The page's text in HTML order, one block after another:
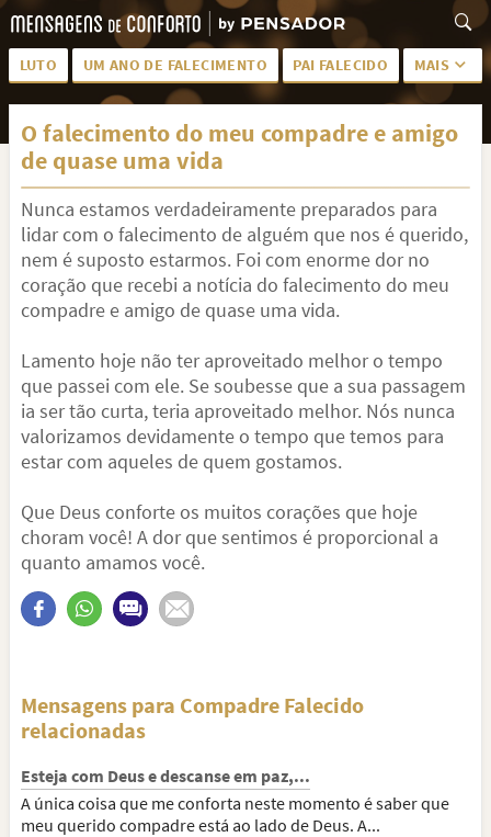
LUTO UM ANO DE FALECIMENTO PAI FALECIDO MAIS
LUTO PARA AMIGA PALAVRAS
PÊSAMES PARA AMIGA DESCANSE EM PAZ
MEUS SENTIMENTOS PÊSAMES PARA AMIGO
FRASES DE LUTO PARA AMIGO FIM DE NAMORO
TODAS AS CATEGORIAS
O falecimento do meu compadre e amigo
de quase uma vida
Nunca estamos verdadeiramente preparados para
lidar com o falecimento de alguém que nos é querido,
nem é suposto estarmos. Foi com enorme dor no
coração que recebi a notícia do falecimento do meu
compadre e amigo de quase uma vida.
Lamento hoje não ter aproveitado melhor o tempo
que passei com ele. Se soubesse que a sua passagem
ia ser tão curta, teria aproveitado melhor. Nós nunca
valorizamos devidamente o tempo que temos para
estar com aqueles de quem gostamos.
Que Deus conforte os muitos corações que hoje
choram você! A dor que sentimos é proporcional a
quanto amamos você.
Mensagens para Compadre Falecido
relacionadas
Esteja com Deus e descanse em paz,...
A única coisa que me conforta neste momento é saber que
meu querido compadre está ao lado de Deus. A...